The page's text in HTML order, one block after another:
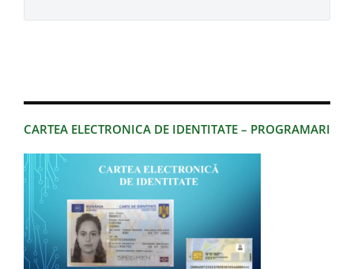
CARTEA ELECTRONICA DE IDENTITATE – PROGRAMARI